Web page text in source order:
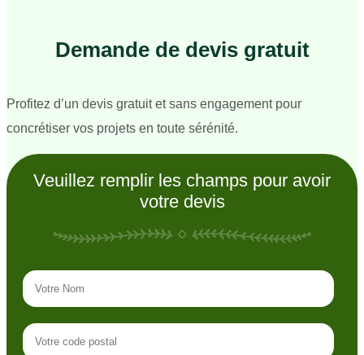
Demande de devis gratuit
Profitez d’un devis gratuit et sans engagement pour
concrétiser vos projets en toute sérénité.
Veuillez remplir les champs pour avoir
votre devis